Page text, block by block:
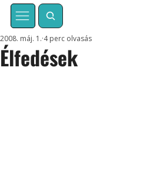
Élfedések
2008. máj. 1. 4 perc olvasás